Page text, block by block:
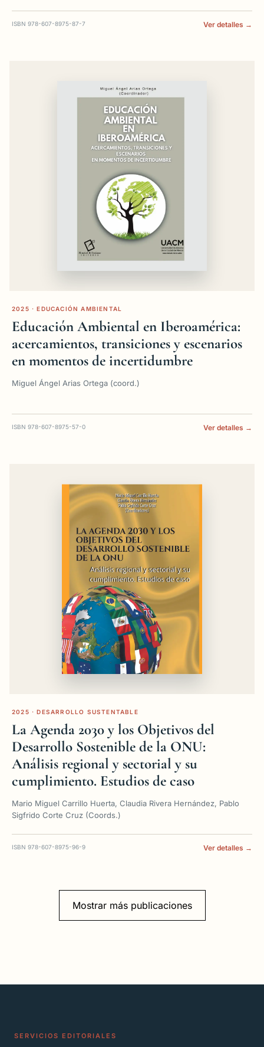
ISBN 978-607-8975-87-7 Ver detalles →
2025 · EDUCACIÓN AMBIENTAL
Educación Ambiental en Iberoamérica:
acercamientos, transiciones y escenarios
en momentos de incertidumbre
Miguel Ángel Arias Ortega (coord.)
ISBN 978-607-8975-57-0 Ver detalles →
2025 · DESARROLLO SUSTENTABLE
La Agenda 2030 y los Objetivos del
Desarrollo Sostenible de la ONU:
Análisis regional y sectorial y su
cumplimiento. Estudios de caso
Mario Miguel Carrillo Huerta, Claudia Rivera Hernández, Pablo
Sigfrido Corte Cruz (Coords.)
ISBN 978-607-8975-96-9 Ver detalles →
Mostrar más publicaciones
SERVICIOS EDITORIALES